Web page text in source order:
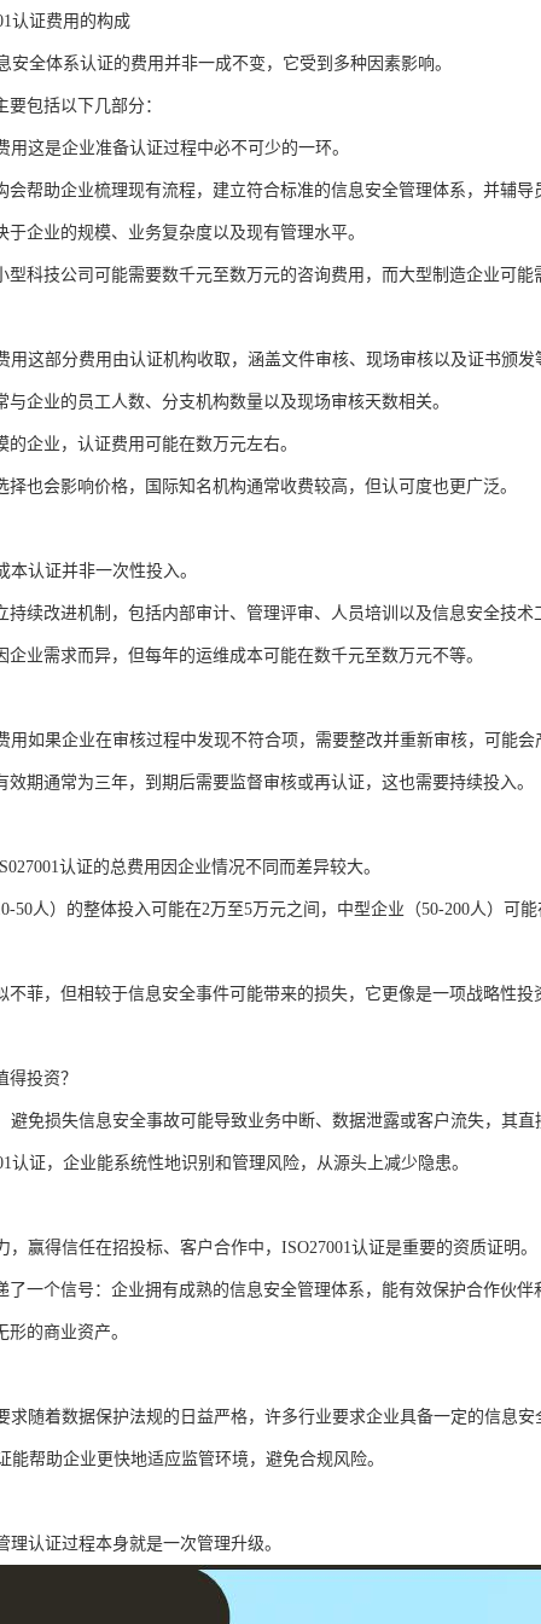
认证费用的构成
安全体系认证的费用并非一成不变，它受到多种因素影响。
要包括以下几部分：
用这是企业准备认证过程中必不可少的一环。
会帮助企业梳理现有流程，建立符合标准的信息安全管理体系，并辅导
于企业的规模、业务复杂度以及现有管理水平。
型科技公司可能需要数千元至数万元的咨询费用，而大型制造企业可能
用这部分费用由认证机构收取，涵盖文件审核、现场审核以及证书颁发
与企业的员工人数、分支机构数量以及现场审核天数相关。
的企业，认证费用可能在数万元左右。
择也会影响价格，国际知名机构通常收费较高，但认可度也更广泛。
本认证并非一次性投入。
持续改进机制，包括内部审计、管理评审、人员培训以及信息安全技
企业需求而异，但每年的运维成本可能在数千元至数万元不等。
用如果企业在审核过程中发现不符合项，需要整改并重新审核，可能会
效期通常为三年，到期后需要监督审核或再认证，这也需要持续投入。
认证的总费用因企业情况不同而差异较大。
50人）的整体投入可能在2万至5万元之间，中型企业（50-200人）可
不菲，但相较于信息安全事件可能带来的损失，它更像是一项战略性投
得投资？
避免损失信息安全事故可能导致业务中断、数据泄露或客户流失，其
认证，企业能系统性地识别和管理风险，从源头上减少隐患。
，赢得信任在招投标、客户合作中，ISO27001认证是重要的资质证明。
了一个信号：企业拥有成熟的信息安全管理体系，能有效保护合作伙伴
形的商业资产。
求随着数据保护法规的日益严格，许多行业要求企业具备一定的信息安
能帮助企业更快地适应监管环境，避免合规风险。
理认证过程本身就是一次管理升级。